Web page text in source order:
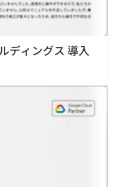
ディングス 導入